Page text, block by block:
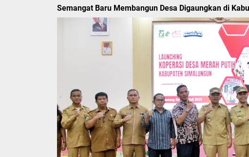
Semangat Baru Membangun Desa Digaungkan di